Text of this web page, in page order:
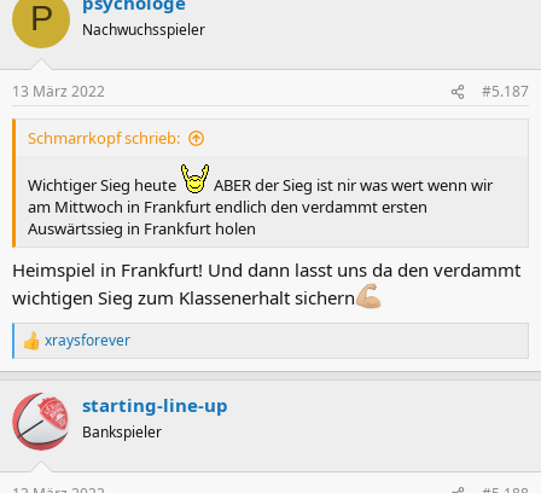
i
e
n
P Nachwuchsspieler
13 März 2022 #5.187
Schmarrkopf schrieb:
Wichtiger Sieg heute
ABER der Sieg ist nir was wert wenn wir
am Mittwoch in Frankfurt endlich den verdammt ersten
Auswärtssieg in Frankfurt holen
Heimspiel in Frankfurt! Und dann lasst uns da den verdammt
wichtigen Sieg zum Klassenerhalt sichern
R
e
k
i
xraysforever
starting-line-up
Bankspieler